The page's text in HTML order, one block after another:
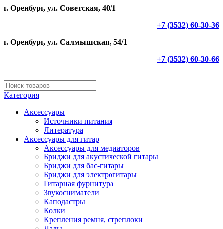
г. Оренбург, ул. Советская, 40/1
+7 (3532) 60-30-36
г. Оренбург, ул. Салмышская, 54/1
+7 (3532) 60-30-66
Категория
Аксессуары
Источники питания
Литература
Аксессуары для гитар
Аксессуары для медиаторов
Бриджи для акустической гитары
Бриджи для бас-гитары
Бриджи для электрогитары
Гитарная фурнитура
Звукосниматели
Каподастры
Колки
Крепления ремня, стреплоки